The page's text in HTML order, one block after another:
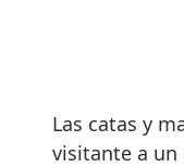
Las catas y
visitante a